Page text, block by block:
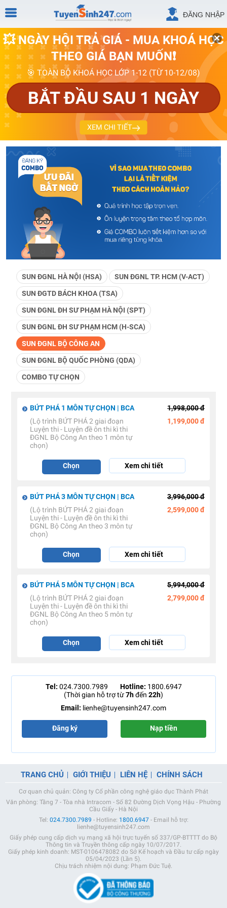
ĐĂNG NHẬP
💥 NGÀY HỘI TRẢ GIÁ - MUA KHOÁ HỌC
THEO GIÁ BẠN MUỐN❗
🎯 TOÀN BỘ KHOÁ HỌC LỚP 1-12 (TỪ 10-12/08)
BẮT ĐẦU SAU 1 NGÀY
XEM CHI TIẾT
SUN ĐGNL HÀ NỘI (HSA) SUN ĐGNL TP. HCM (V-ACT)
SUN ĐGTD BÁCH KHOA (TSA)
SUN ĐGNL ĐH SƯ PHẠM HÀ NỘI (SPT)
SUN ĐGNL ĐH SƯ PHẠM HCM (H-SCA)
SUN ĐGNL BỘ CÔNG AN
SUN ĐGNL BỘ QUỐC PHÒNG (QDA)
COMBO TỰ CHỌN
BỨT PHÁ 1 MÔN TỰ CHỌN | BCA
(Lộ trình BỨT PHÁ 2 giai đoạn
Luyện thi - Luyện đề ôn thi kì thi
ĐGNL Bộ Công An theo 1 môn tự
chọn)
1,998,000 đ
1,199,000 đ
Chọn Xem chi tiết
BỨT PHÁ 3 MÔN TỰ CHỌN | BCA
(Lộ trình BỨT PHÁ 2 giai đoạn
Luyện thi - Luyện đề ôn thi kì thi
ĐGNL Bộ Công An theo 3 môn tự
chọn)
3,996,000 đ
2,599,000 đ
Chọn Xem chi tiết
BỨT PHÁ 5 MÔN TỰ CHỌN | BCA
(Lộ trình BỨT PHÁ 2 giai đoạn
Luyện thi - Luyện đề ôn thi kì thi
ĐGNL Bộ Công An theo 5 môn tự
chọn)
5,994,000 đ
2,799,000 đ
Chọn Xem chi tiết
Tel: 024.7300.7989 Hotline: 1800.6947
(Thời gian hỗ trợ từ7hđến 22h)
Email: lienhe@tuyensinh247.com
Đăng ký Nạp tiền
TRANG CHỦ GIỚI THIỆU LIÊN HỆ CHÍNH SÁCH
Cơ quan chủ quản: Công ty Cổ phần công nghệ giáo dục Thành Phát
Văn phòng: Tầng 7 - Tòa nhà Intracom - Số 82 Đường Dịch Vọng Hậu - Phường
Cầu Giấy - Hà Nội
Tel: 024.7300.7989 - Hotline: 1800.6947- Email hỗ trợ:
lienhe@tuyensinh247.com
Giấy phép cung cấp dịch vụ mạng xã hội trực tuyến số 337/GP-BTTTT do Bộ
Thông tin và Truyền thông cấp ngày 10/07/2017.
Giấy phép kinh doanh: MST-0106478082 do Sở Kế hoạch và Đầu tư cấp ngày
05/04/2023 (Lần 5).
Chịu trách nhiệm nội dung: Phạm Đức Tuệ.